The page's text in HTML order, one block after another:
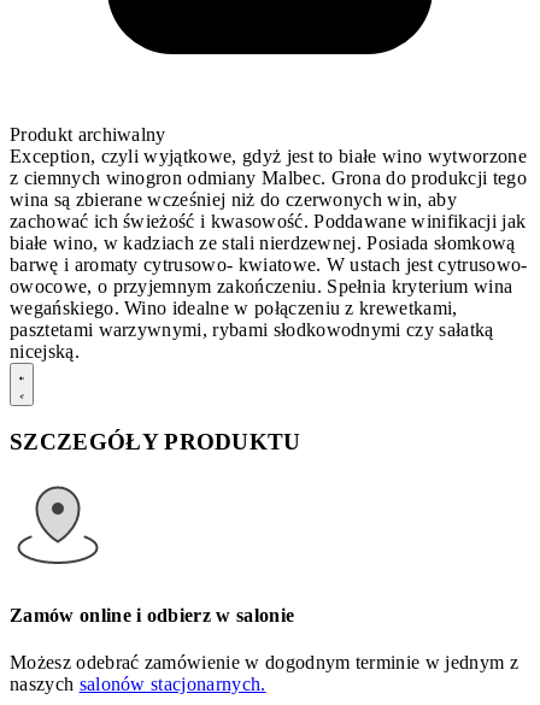
Produkt archiwalny
Exception, czyli wyjątkowe, gdyż jest to białe wino wytworzone
z ciemnych winogron odmiany Malbec. Grona do produkcji tego
wina są zbierane wcześniej niż do czerwonych win, aby
zachować ich świeżość i kwasowość. Poddawane winifikacji jak
białe wino, w kadziach ze stali nierdzewnej. Posiada słomkową
barwę i aromaty cytrusowo- kwiatowe. W ustach jest cytrusowo-
owocowe, o przyjemnym zakończeniu. Spełnia kryterium wina
wegańskiego. Wino idealne w połączeniu z krewetkami,
pasztetami warzywnymi, rybami słodkowodnymi czy sałatką
nicejską.
SZCZEGÓŁY PRODUKTU
Zamów online i odbierz w salonie
Możesz odebrać zamówienie w dogodnym terminie w jednym z
naszych salonów stacjonarnych.